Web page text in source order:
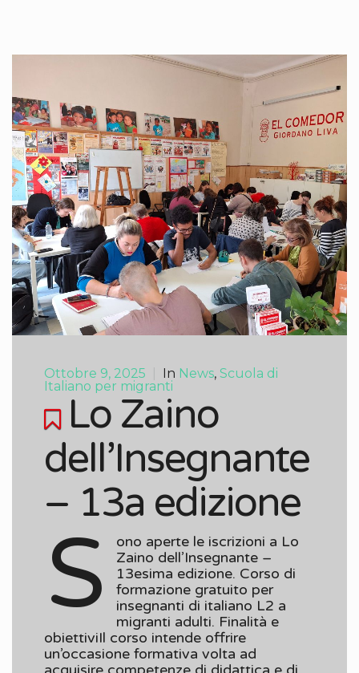
Ottobre 9, 2025 In News, Scuola di
Italiano per migranti
Lo Zaino
dell’Insegnante
– 13a edizione
S
ono aperte le iscrizioni a Lo
Zaino dell’Insegnante –
13esima edizione. Corso di
formazione gratuito per
insegnanti di italiano L2 a
migranti adulti. Finalità e
obiettiviIl corso intende offrire
un’occasione formativa volta ad